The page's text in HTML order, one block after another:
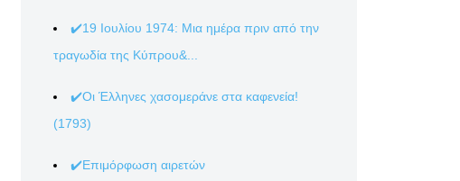
✔️19 Ιουλίου 1974: Μια ημέρα πριν από την
τραγωδία της Κύπρου&...
✔️Οι Έλληνες χασομεράνε στα καφενεία!
(1793)
✔️Επιμόρφωση αιρετών